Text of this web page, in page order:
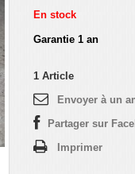
En stock
Garantie 1 an
1 Article
Envoyer à un
Partager sur
Imprimer